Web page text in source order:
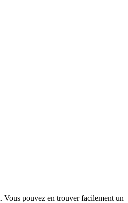
Vous pouvez en trouver facilement un